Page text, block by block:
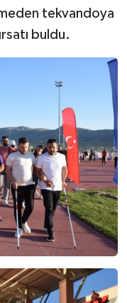
tekvandoya
buldu.